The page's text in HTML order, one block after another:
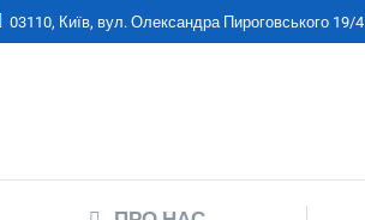
03110, Київ, вул. Олександра Пироговського 19/4
ПРО НАС